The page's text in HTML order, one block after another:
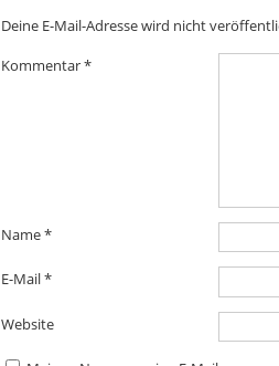
Deine E-Mail-Adresse wird nicht
Kommentar*
Name*
E-Mail*
Website